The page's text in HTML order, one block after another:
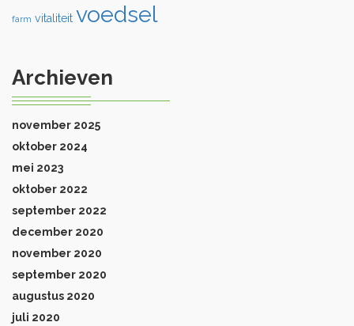
farm vitaliteit voedsel
Archieven
november 2025
oktober 2024
mei 2023
oktober 2022
september 2022
december 2020
november 2020
september 2020
augustus 2020
juli 2020